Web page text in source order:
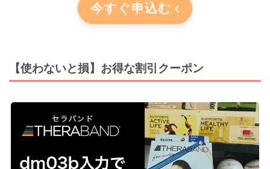
今すぐ申込む
【使わないと損】お得な割引クーポン